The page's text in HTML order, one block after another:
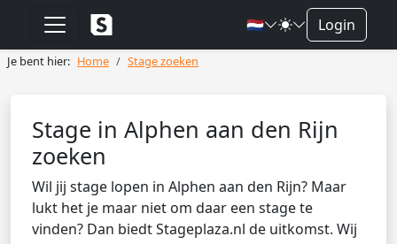
🇳🇱 Login
Je bent hier: Home Stage zoeken
Stage in Alphen aan den Rijn
zoeken
Wil jij stage lopen in Alphen aan den Rijn? Maar
lukt het je maar niet om daar een stage te
vinden? Dan biedt Stageplaza.nl de uitkomst. Wij